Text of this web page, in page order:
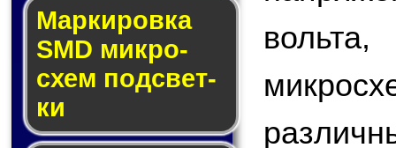
Маркировка
SMD мик­ро­
схем под­свет­
ки